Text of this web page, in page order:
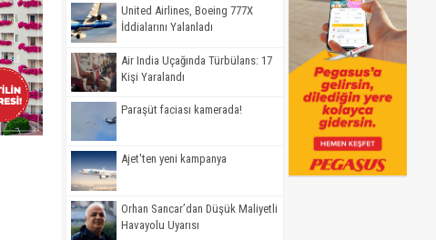
United Airlines, Boeing 777X
İddialarını Yalanladı
Air India Uçağında Türbülans: 17
Kişi Yaralandı
Paraşüt faciası kamerada!
Ajet'ten yeni kampanya
Orhan Sancar’dan Düşük Maliyetli
Havayolu Uyarısı